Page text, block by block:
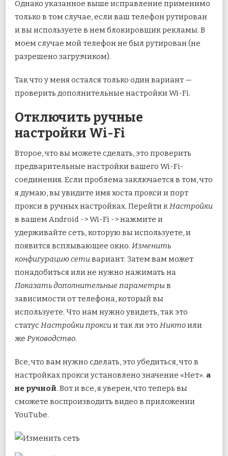
Однако указанное выше исправление применимо
только в том случае, если ваш телефон рутирован
и вы используете в нем блокировщик рекламы. В
моем случае мой телефон не был рутирован (не
разрешено загрузчиком).
Так что у меня остался только один вариант —
проверить дополнительные настройки Wi-Fi.
Отключить ручные
настройки Wi-Fi
Второе, что вы можете сделать, это проверить
предварительные настройки вашего Wi-Fi-
соединения. Если проблема заключается в том, что
я думаю, вы увидите имя хоста прокси и порт
прокси в ручных настройках. Перейти кНастройки
в вашем Android -> Wi-Fi -> нажмите и
удерживайте сеть, которую вы используете, и
появится всплывающее окно. Изменить
конфигурацию сети вариант. Затем вам может
понадобиться или не нужно нажимать на
Показать дополнительные параметрыв
зависимости от телефона, который вы
используете. Что нам нужно увидеть, так это
статус Настройки прокси и так ли это Никтоили
же Руководство.
Все, что вам нужно сделать, это убедиться, что в
настройках прокси установлено значение «Нет». а
не ручной. Вот и все, я уверен, что теперь вы
сможете воспроизводить видео в приложении
YouTube.